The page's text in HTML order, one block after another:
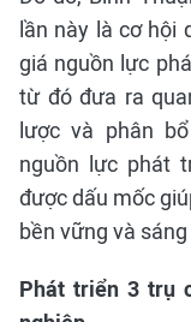
lần này là cơ hội
giá nguồn lực
từ đó đưa ra
lược và phân
nguồn lực phát
được dấu mốc
bền vững và
Phát triển 3 trụ